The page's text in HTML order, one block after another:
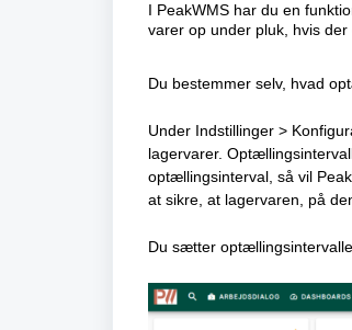
I PeakWMS har du en
varer op under pluk, hvis
Du bestemmer selv, hvad
Under Indstillinger >
lagervarer.
optællingsinterval, så vil
at sikre, at lagervaren, på
Du sætter